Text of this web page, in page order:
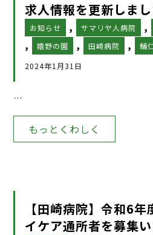
求人情報を更新しまし
お知らせ , サマリヤ人病院 ,
, 嬉野の園 , 田崎病院 ,
輔
2024年1月31日
…
もっとくわしく
【田崎病院】令和6
イケア通所者を募集い